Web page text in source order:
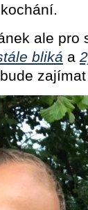
ale
bliká a